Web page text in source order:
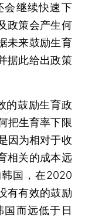
会继续快速下
政策会产生何
未来鼓励生育
据此给出政策
鼓励生育政
把生育率下限
因为相对于收
相关的成本远
国，在2020
有有效的鼓励
而远低于日